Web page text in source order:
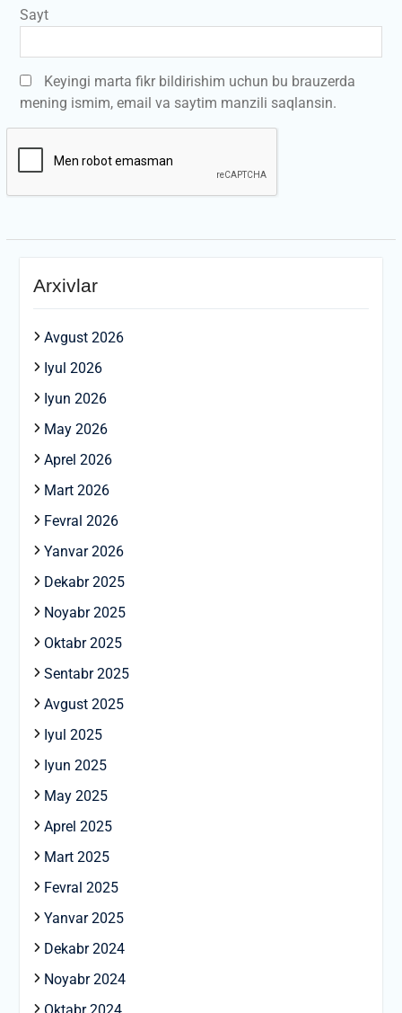
Sayt
Keyingi marta fikr bildirishim uchun bu brauzerda
mening ismim, email va saytim manzili saqlansin.
Arxivlar
Avgust 2026
Iyul 2026
Iyun 2026
May 2026
Aprel 2026
Mart 2026
Fevral 2026
Yanvar 2026
Dekabr 2025
Noyabr 2025
Oktabr 2025
Sentabr 2025
Avgust 2025
Iyul 2025
Iyun 2025
May 2025
Aprel 2025
Mart 2025
Fevral 2025
Yanvar 2025
Dekabr 2024
Noyabr 2024